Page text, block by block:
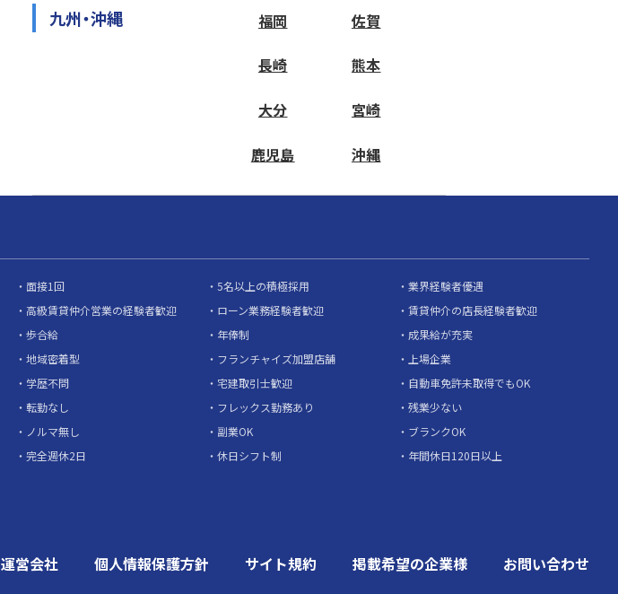
九州・沖縄 福岡 佐賀
長崎 熊本
大分 宮崎
鹿児島 沖縄
面接1回 5名以上の積極採用
業界経験者優遇
高級賃貸仲介営業の経験者歓迎 ローン業務経験者歓迎
賃貸仲介の店長経験者歓迎
歩合給 年俸制
成果給が充実
地域密着型 フランチャイズ加盟店舗
上場企業
学歴不問 宅建取引士歓迎
自動車免許未取得でもOK
転勤なし フレックス勤務あり
残業少ない
ノルマ無し 副業OK
ブランクOK
完全週休2日 休日シフト制
年間休日120日以上
運営会社 個人情報保護方針 サイト規約 掲載希望の企業様 お問い合わせ